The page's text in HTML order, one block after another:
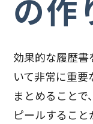
の作
効果的な履歴
いて非常に重
まとめること
ピールすること